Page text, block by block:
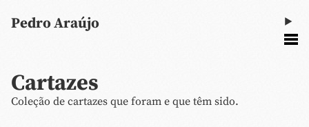
Pedro Araújo
Cartazes
Coleção de cartazes que foram e que têm sido.